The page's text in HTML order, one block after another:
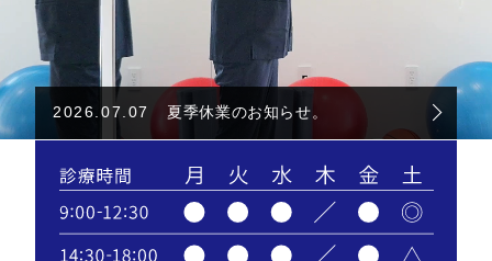
2026.07.07 夏季休業のお知らせ。